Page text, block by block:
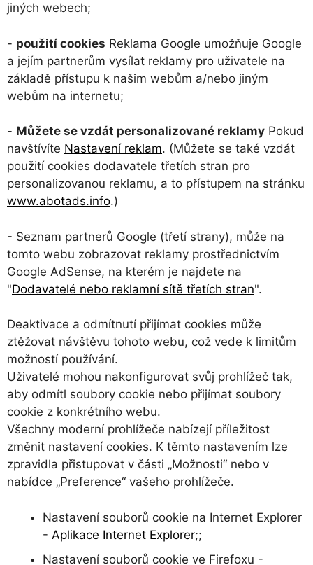
jiných webech;
- použití cookies Reklama Google umožňuje Google
a jejím partnerům vysílat reklamy pro uživatele na
základě přístupu k našim webům a/nebo jiným
webům na internetu;
- Můžete se vzdát personalizované reklamy Pokud
navštívíte Nastavení reklam. (Můžete se také vzdát
použití cookies dodavatele třetích stran pro
personalizovanou reklamu, a to přístupem na stránku
www.abotads.info.)
- Seznam partnerů Google (třetí strany), může na
tomto webu zobrazovat reklamy prostřednictvím
Google AdSense, na kterém je najdete na
"Dodavatelé nebo reklamní sítě třetích stran".
Deaktivace a odmítnutí přijímat cookies může
ztěžovat návštěvu tohoto webu, což vede k limitům
možností používání.
Uživatelé mohou nakonfigurovat svůj prohlížeč tak,
aby odmítl soubory cookie nebo přijímat soubory
cookie z konkrétního webu.
Všechny moderní prohlížeče nabízejí příležitost
změnit nastavení cookies. K těmto nastavením lze
zpravidla přistupovat v části „Možnosti“ nebo v
nabídce „Preference“ vašeho prohlížeče.
Nastavení souborů cookie na Internet Explorer
- Aplikace Internet Explorer;;
Nastavení souborů cookie ve Firefoxu -